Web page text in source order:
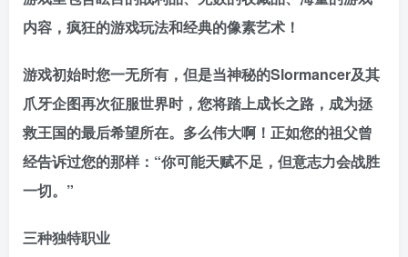
内容，疯狂的游戏玩法和经典的像素艺术！
游戏初始时您一无所有，但是当神秘的Slormancer及其
爪牙企图再次征服世界时，您将踏上成长之路，成为拯
救王国的最后希望所在。多么伟大啊！正如您的祖父曾
经告诉过您的那样：“你可能天赋不足，但意志力会战胜
一切。”
三种独特职业